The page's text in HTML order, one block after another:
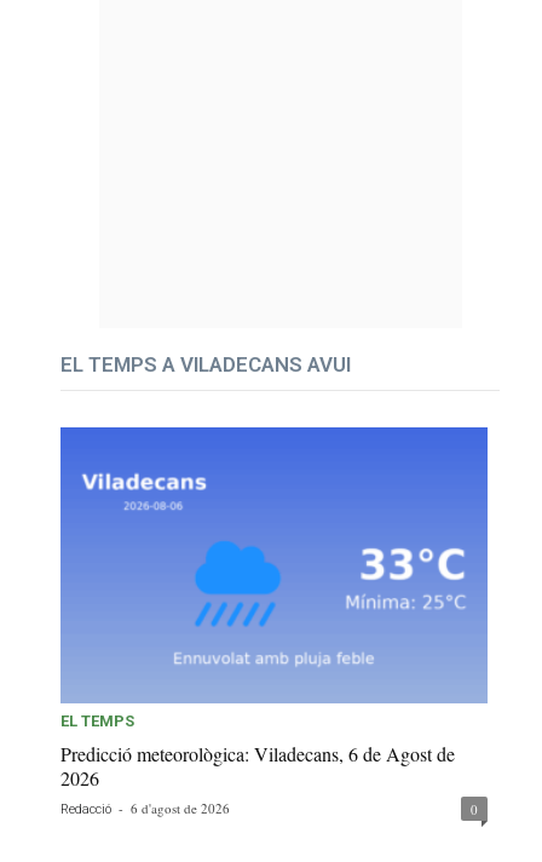
EL TEMPS A VILADECANS AVUI
EL TEMPS
Predicció meteorològica: Viladecans, 6 de Agost de
2026
Redacció - 6 d'agost de 2026 0